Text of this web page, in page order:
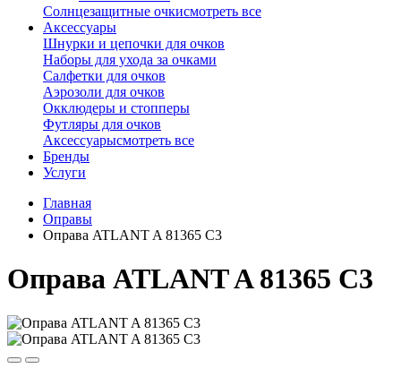
Солнцезащитные очкисмотреть все
Аксессуары
Шнурки и цепочки для очков
Наборы для ухода за очками
Салфетки для очков
Аэрозоли для очков
Окклюдеры и стопперы
Футляры для очков
Аксессуарысмотреть все
Бренды
Услуги
Главная
Оправы
Оправа ATLANT A 81365 C3
Оправа ATLANT A 81365 C3